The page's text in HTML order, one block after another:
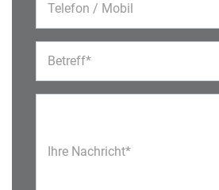
Telefon / Mobil
Betreff*
Ihre Nachricht*